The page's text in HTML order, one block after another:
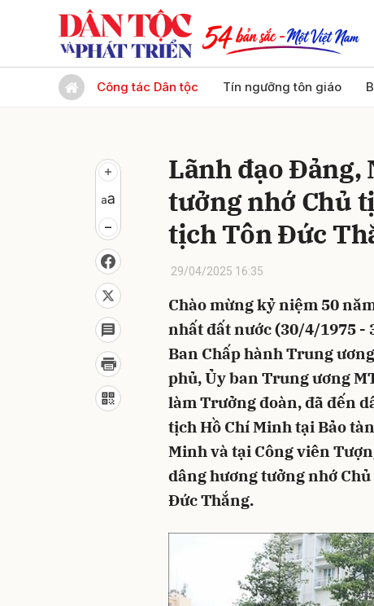
Công tác Dân tộc Tín ngưỡng tôn giáo
Lãnh đạo Đảng,
tưởng nhớ Chủ
tịch Tôn Đức
29/04/2025 16:35
Chào mừng kỷ niệm 50
nhất đất nước (30/4/1975 -
Ban Chấp hành Trung
phủ, Ủy ban Trung ương
làm Trưởng đoàn, đã đến
tịch Hồ Chí Minh tại Bảo
Minh và tại Công viên
dâng hương tưởng nhớ
Đức Thắng.
Gửi